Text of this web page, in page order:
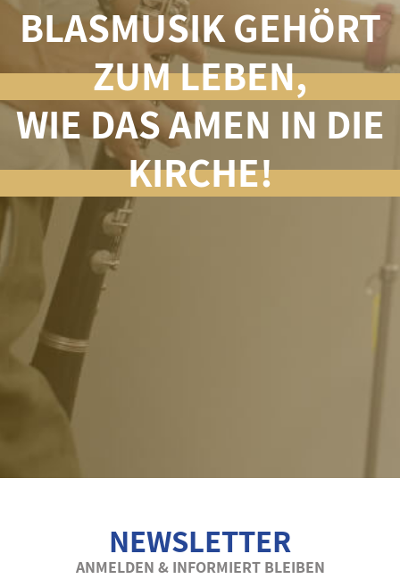
BLASMUSIK GEHÖRT
ZUM LEBEN,
WIE DAS AMEN IN DIE
KIRCHE!
NEWSLETTER
ANMELDEN & INFORMIERT BLEIBEN